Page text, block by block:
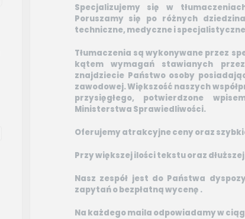
Specjalizujemy się w
Poruszamy się po różnych
techniczne, medyczne i
Tłumaczenia są wykonywane przez
kątem wymagań stawianych
znajdziecie Państwo osoby
zawodowej. Większość naszych
przysięgłego, potwierdzone
Ministerstwa Sprawiedliwości.
Oferujemy atrakcyjne ceny oraz
Przy większej ilości tekstu oraz
Nasz zespół jest do Państwa
zapytań o bezpłatną wycenę .
Na każdego maila odpowiadamy w